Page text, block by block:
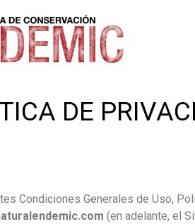
DE
Condiciones Generales de Uso,
(en adelante, el